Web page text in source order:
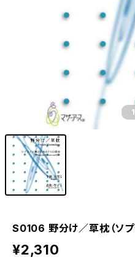
S0106 野分け／草枕（ソプ
¥2,310